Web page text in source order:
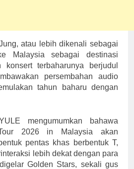
atau lebih dikenali sebagai
Malaysia sebagai destinasi
terbaharunya berjudul
persembahan audio
tahun baharu dengan
mengumumkan bahawa
2026 in Malaysia akan
pentas khas berbentuk T,
lebih dekat dengan para
Golden Stars, sekali gus